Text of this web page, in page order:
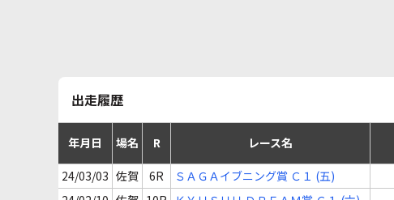
出走履歴
年月日 場名 R レース名
24/03/03 佐賀 6R ＳＡＧＡイブニング賞 Ｃ１ (五)